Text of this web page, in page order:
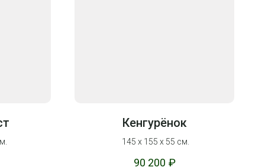
Кенгурёнок
145 х 155 х 55 см.
90 200 ₽